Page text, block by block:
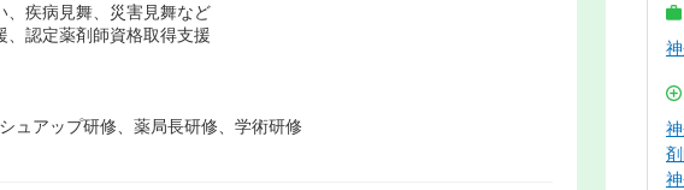
、疾病見舞、災害見舞など
認定薬剤師資格取得支援
ュアップ研修、薬局長研修、学術研修